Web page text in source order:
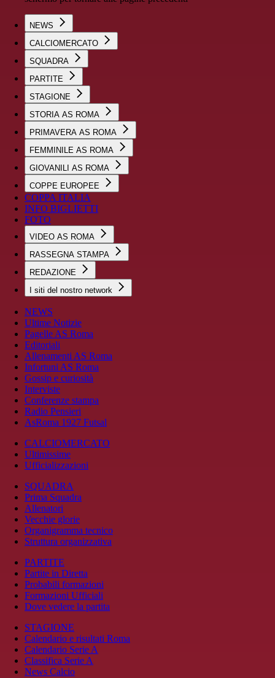
NEWS
CALCIOMERCATO
SQUADRA
PARTITE
STAGIONE
STORIA AS ROMA
PRIMAVERA AS ROMA
FEMMINILE AS ROMA
GIOVANILI AS ROMA
COPPE EUROPEE
COPPA ITALIA
INFO BIGLIETTI
FOTO
VIDEO AS ROMA
RASSEGNA STAMPA
REDAZIONE
I siti del nostro network
NEWS
Ultime Notizie
Pagelle AS Roma
Editoriali
Allenamenti AS Roma
Infortuni AS Roma
Gossip e curiosità
Interviste
Conferenze stampa
Radio Pensieri
AsRoma 1927 Futsal
CALCIOMERCATO
Ultimissime
Ufficializzazioni
SQUADRA
Prima Squadra
Allenatori
Vecchie glorie
Organigramma tecnico
Struttura organizzativa
PARTITE
Partite in Diretta
Probabili formazioni
Formazioni Ufficiali
Dove vedere la partita
STAGIONE
Calendario e risultati Roma
Calendario Serie A
Classifica Serie A
News Calcio